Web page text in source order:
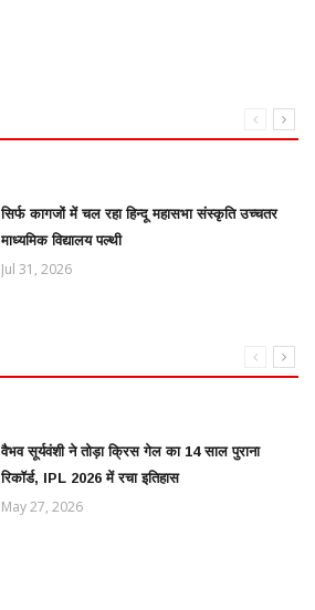
सिर्फ कागजों में चल रहा हिन्दू महासभा संस्कृति उच्चतर
माध्यमिक विद्यालय पल्थी
Jul 31, 2026
वैभव सूर्यवंशी ने तोड़ा क्रिस गेल का 14 साल पुराना
रिकॉर्ड, IPL 2026 में रचा इतिहास
May 27, 2026